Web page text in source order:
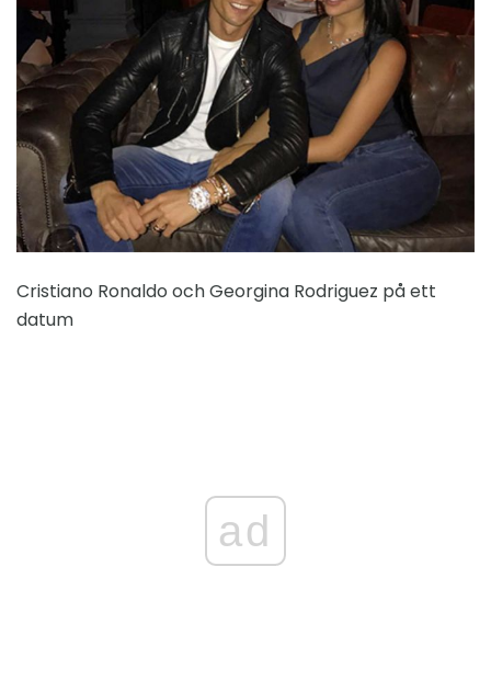
Cristiano Ronaldo och Georgina Rodriguez på ett
datum
ad